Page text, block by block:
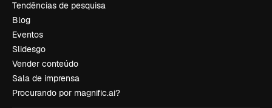
Tendências de pesquisa
Blog
Eventos
Slidesgo
Vender conteúdo
Sala de imprensa
Procurando por magnific.ai?